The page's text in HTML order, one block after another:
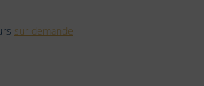
sur demande